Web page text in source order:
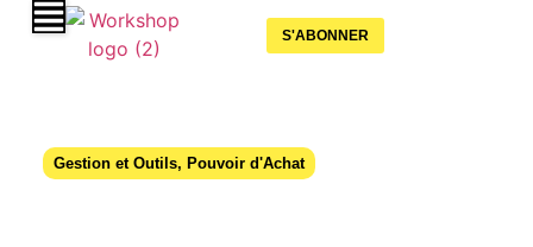
S'ABONNER
Gestion et Outils, Pouvoir d'Achat